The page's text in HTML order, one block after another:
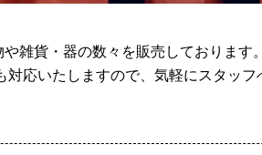
雑貨・器の数々を販売しておりま
応いたしますので、気軽にスタッ